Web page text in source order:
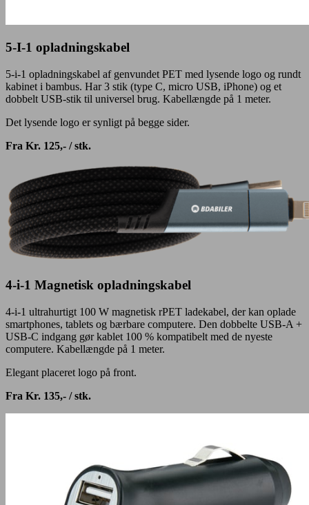
5-I-1 opladningskabel
5-i-1 opladningskabel af genvundet PET med lysende logo og rundt
kabinet i bambus. Har 3 stik (type C, micro USB, iPhone) og et
dobbelt USB-stik til universel brug. Kabellængde på 1 meter.
Det lysende logo er synligt på begge sider.
Fra Kr. 125,- / stk.
4-i-1 Magnetisk opladningskabel
4-i-1 ultrahurtigt 100 W magnetisk rPET ladekabel, der kan oplade
smartphones, tablets og bærbare computere. Den dobbelte USB-A +
USB-C indgang gør kablet 100 % kompatibelt med de nyeste
computere. Kabellængde på 1 meter.
Elegant placeret logo på front.
Fra Kr. 135,- / stk.